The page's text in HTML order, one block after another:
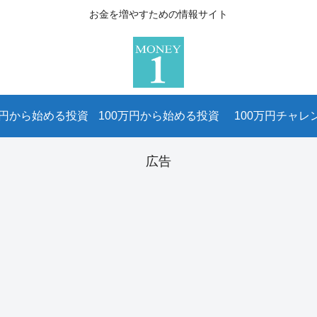
お金を増やすための情報サイト
から始める投資 100万円から始める投資 100万円チャレ
広告